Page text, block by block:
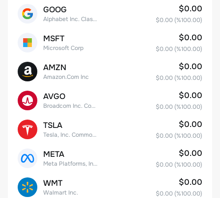
GOOG
Alphabet Inc. Class C Capital Stock
$0.00
$0.00 (%100.00)
MSFT
Microsoft Corp
$0.00
$0.00 (%100.00)
AMZN
Amazon.Com Inc
$0.00
$0.00 (%100.00)
AVGO
Broadcom Inc. Common Stock
$0.00
$0.00 (%100.00)
TSLA
Tesla, Inc. Common Stock
$0.00
$0.00 (%100.00)
META
Meta Platforms, Inc. Class A Common Stock
$0.00
$0.00 (%100.00)
WMT
Walmart Inc.
$0.00
$0.00 (%100.00)